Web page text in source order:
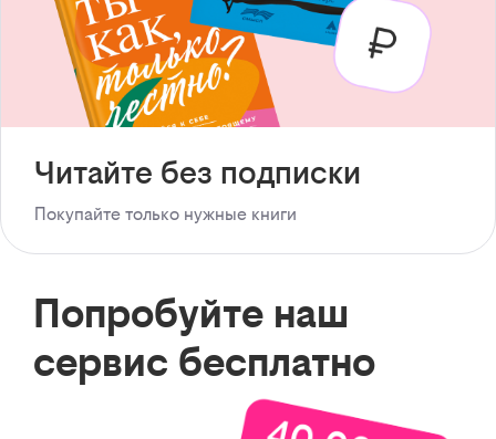
Читайте без подписки
Покупайте только нужные книги
Попробуйте наш
сервис бесплатно